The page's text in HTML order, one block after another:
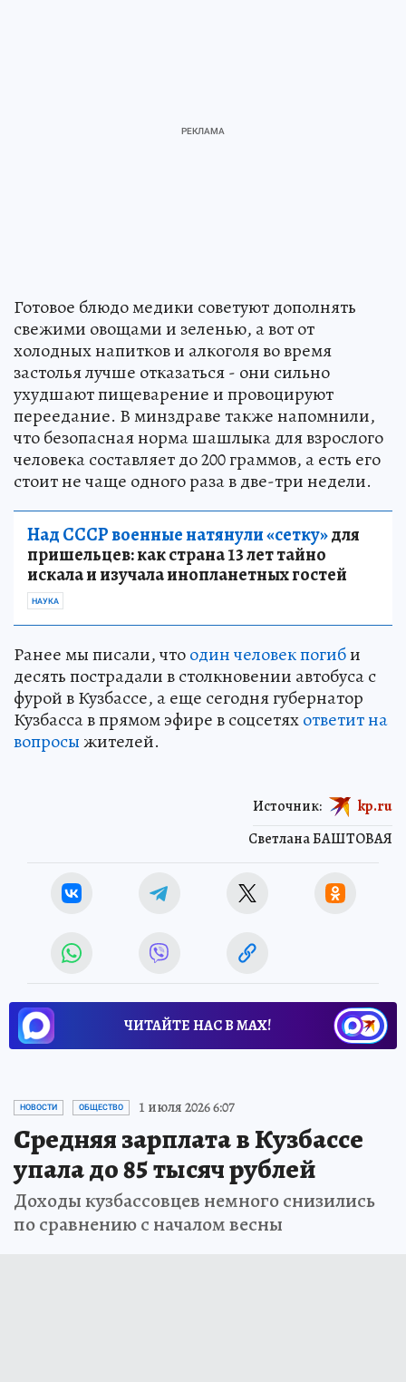
Готовое блюдо медики советуют дополнять
свежими овощами и зеленью, а вот от
холодных напитков и алкоголя во время
застолья лучше отказаться - они сильно
ухудшают пищеварение и провоцируют
переедание. В минздраве также напомнили,
что безопасная норма шашлыка для взрослого
человека составляет до 200 граммов, а есть его
стоит не чаще одного раза в две-три недели.
Над СССР военные натянули «сетку»для
пришельцев: как страна 13 лет тайно
искала и изучала инопланетных гостей
НАУКА
Ранее мы писали, чтоодин человек погиби
десять пострадали в столкновении автобуса с
фурой в Кузбассе, а еще сегодня губернатор
Кузбасса в прямом эфире в соцсетяхответит на
вопросыжителей.
Светлана БАШТОВАЯ
Источник: kp.ru
ЧИТАЙТЕ НАС В МАХ!
НОВОСТИ ОБЩЕСТВО 1 июля 2026 6:07
Средняя зарплата в Кузбассе
упала до 85 тысяч рублей
Доходы кузбассовцев немного снизились
по сравнению с началом весны